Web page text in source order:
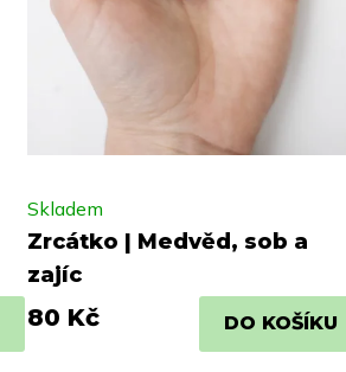
Zrcátko | Medvěd, sob a
zajíc
Skladem
80 Kč DO KOŠÍKU